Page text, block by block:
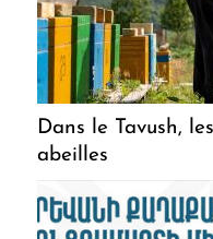
Dans le Tavush,
abeilles